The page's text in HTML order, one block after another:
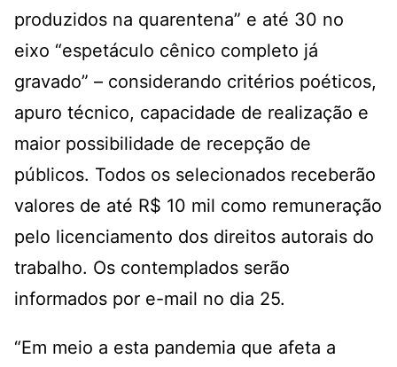
produzidos na quarentena” e até 30 no
eixo “espetáculo cênico completo já
gravado” – considerando critérios poéticos,
apuro técnico, capacidade de realização e
maior possibilidade de recepção de
públicos. Todos os selecionados receberão
valores de até R$ 10 mil como remuneração
pelo licenciamento dos direitos autorais do
trabalho. Os contemplados serão
informados por e-mail no dia 25.
“Em meio a esta pandemia que afeta a